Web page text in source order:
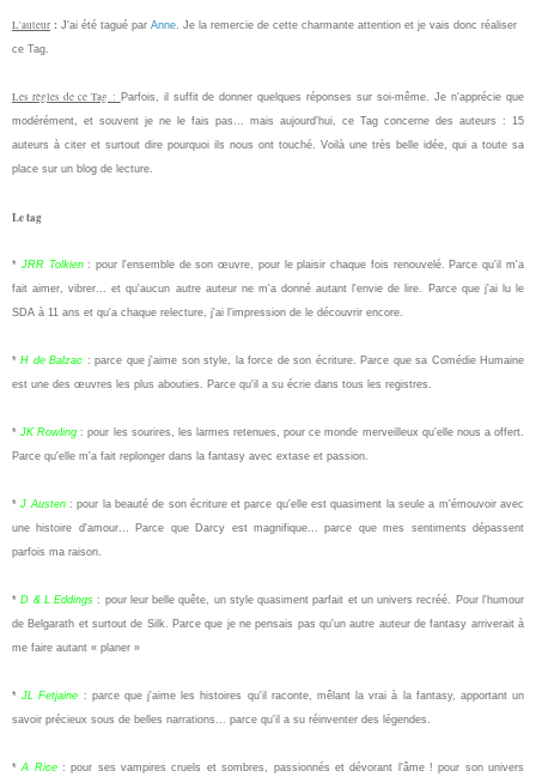
L'auteur : J'ai été tagué par Anne . Je la remercie de cette charmante attention et je vais donc réaliser
ce Tag.
Les règles de ce Tag : Parfois, il suffit de donner quelques réponses sur soi-même. Je n'apprécie que
modérément, et souvent je ne le fais pas... mais aujourd'hui, ce Tag concerne des auteurs : 15
auteurs à citer et surtout dire pourquoi ils nous ont touché. Voilà une très belle idée, qui a toute sa
place sur un blog de lecture.
Le tag
* JRR Tolkien: pour l'ensemble de son œuvre, pour le plaisir chaque fois renouvelé. Parce qu'il m'a
fait aimer, vibrer... et qu'aucun autre auteur ne m'a donné autant l'envie de lire. Parce que j'ai lu le
SDA à 11 ans et qu'a chaque relecture, j'ai l'impression de le découvrir encore.
*H de Balzac : parce que j'aime son style, la force de son écriture. Parce que sa Comédie Humaine
est une des œuvres les plus abouties. Parce qu'il a su écrie dans tous les registres.
*JK Rowling : pour les sourires, les larmes retenues, pour ce monde merveilleux qu'elle nous a offert.
Parce qu'elle m'a fait replonger dans la fantasy avec extase et passion.
*J Austen: pour la beauté de son écriture et parce qu'elle est quasiment la seule a m'émouvoir avec
une histoire d'amour... Parce que Darcy est magnifique... parce que mes sentiments dépassent
parfois ma raison.
*D & L Eddings : pour leur belle quête, un style quasiment parfait et un univers recréé. Pour l'humour
de Belgarath et surtout de Silk. Parce que je ne pensais pas qu'un autre auteur de fantasy arriverait à
me faire autant « planer »
*JL Fetjaine : parce que j'aime les histoires qu'il raconte, mêlant la vrai à la fantasy, apportant un
savoir précieux sous de belles narrations... parce qu'il a su réinventer des légendes.
*A Rice: pour ses vampires cruels et sombres, passionnés et dévorant l'âme ! pour son univers